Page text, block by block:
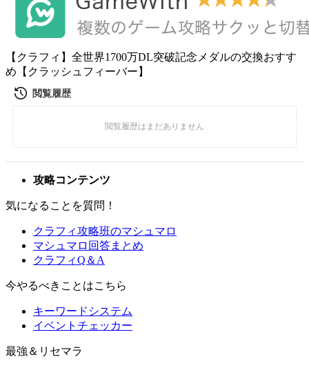
【クラフィ】全世界1700万DL突破記念メダルの交換おすす
め【クラッシュフィーバー】
攻略コンテンツ
気になることを質問！
クラフィ攻略班のマシュマロ
マシュマロ回答まとめ
クラフィQ＆A
今やるべきことはこちら
キーワードシステム
イベントチェッカー
最強＆リセマラ